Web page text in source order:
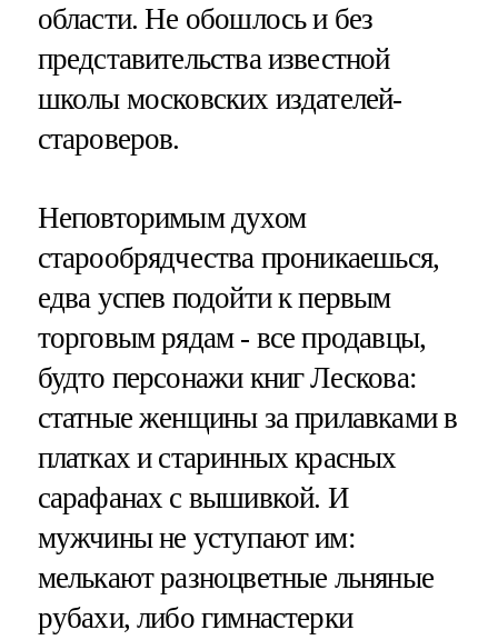
области. Не обошлось и без
представительства известной
школы московских издателей-
староверов.
Неповторимым духом
старообрядчества проникаешься,
едва успев подойти к первым
торговым рядам - все продавцы,
будто персонажи книг Лескова:
статные женщины за прилавками в
платках и старинных красных
сарафанах с вышивкой. И
мужчины не уступают им:
мелькают разноцветные льняные
рубахи, либо гимнастерки